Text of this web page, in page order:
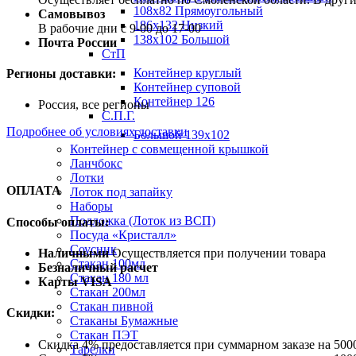
108х82 Прямоугольный
186х132 Низкий
138х102 Большой
СтП
Контейнер круглый
Контейнер суповой
Контейнер 126
С.П.Г.
Большой 139х102
Контейнер с совмещенной крышкой
Ланчбокс
Лотки
Лоток под запайку
Наборы
Подложка (Лоток из ВСП)
Посуда «Кристалл»
Соусник
Стакан 100мл
Стакан 180 мл
Стакан 200мл
Стакан пивной
Стаканы Бумажные
Стакан ПЭТ
Тарелки
Самовывоз
В рабочие дни с 9-00 до 17-00
Почта России
Регионы доставки:
Россия, все регионы
Подробнее об условиях доставки
ОПЛАТА
Способы оплаты:
НаличнымиОсуществляется при получении товара
Безналичный расчет
Карты VISA
Скидки:
Скидка 4% предоставляется при суммарном заказе на